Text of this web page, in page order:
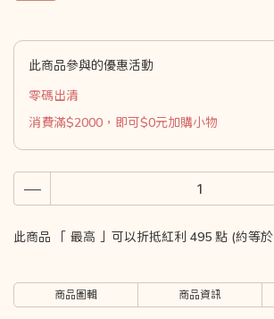
此商品參與的優惠活動
零碼出清
消費滿$2000，即可$0元加購小物
此商品 「 最高 」可以折抵紅利 495 點 (約等於
商品圖輯 商品資訊